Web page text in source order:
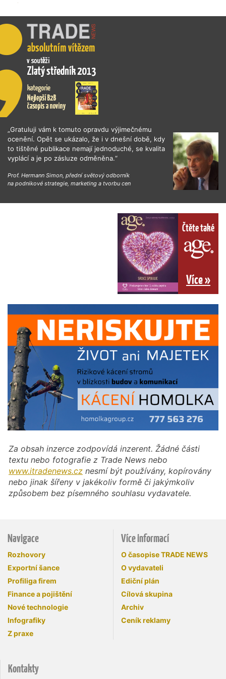
„Gratuluji vám k tomuto opravdu výjimečnému
ocenění. Opět se ukázalo, že i v dnešní době, kdy
to tištěné publikace nemají jednoduché, se kvalita
vyplácí a je po zásluze odměněna.“
Prof. Hermann Simon, přední světový odborník
na podnikové strategie, marketing a tvorbu cen
Čtěte také
Více »
Za obsah inzerce zodpovídá inzerent. Žádné části
textu nebo fotografie z Trade News nebo
www.itradenews.cz nesmí být používány, kopírovány
nebo jinak šířeny v jakékoliv formě či jakýmkoliv
způsobem bez písemného souhlasu vydavatele.
Navigace
Rozhovory
Exportní šance
Profiliga firem
Finance a pojištění
Nové technologie
Infografiky
Z praxe
Více informací
O časopise TRADE NEWS
O vydavateli
Ediční plán
Cílová skupina
Archiv
Ceník reklamy
Kontakty